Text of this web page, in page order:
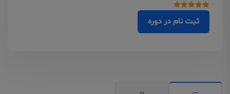
ثبت نام در دوره